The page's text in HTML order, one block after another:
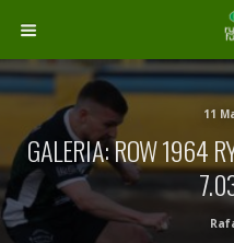
11
GALERIA: ROW 1964